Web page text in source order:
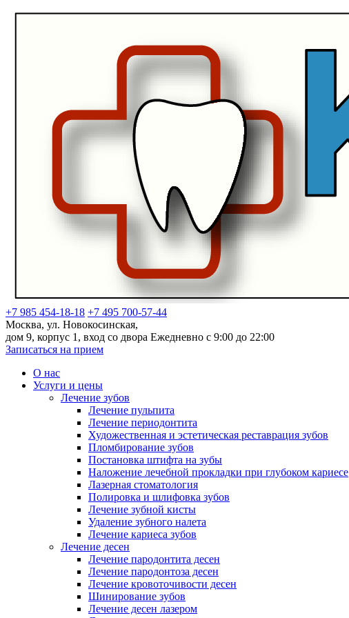
+7 985 454-18-18 +7 495 700-57-44
Москва, ул. Новокосинская,
дом 9, корпус 1, вход со двора Ежедневно с 9:00 до 22:00
Записаться на прием
О нас
Услуги и цены
Лечение зубов
Лечение пульпита
Лечение периодонтита
Художественная и эстетическая реставрация зубов
Пломбирование зубов
Постановка штифта на зубы
Наложение лечебной прокладки при глубоком кариесе
Лазерная стоматология
Полировка и шлифовка зубов
Лечение зубной кисты
Удаление зубного налета
Лечение кариеса зубов
Лечение десен
Лечение пародонтита десен
Лечение пародонтоза десен
Лечение кровоточивости десен
Шинирование зубов
Лечение десен лазером